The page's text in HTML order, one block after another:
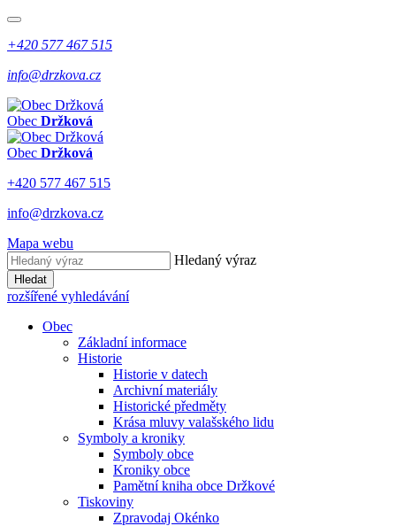
+420 577 467 515
info@drzkova.cz
Obec Držková
Obec Držková
+420 577 467 515
info@drzkova.cz
Mapa webu
Hledaný výraz
Hledat
rozšířené vyhledávání
Obec
Základní informace
Historie
Historie v datech
Archivní materiály
Historické předměty
Krása mluvy valašského lidu
Symboly a kroniky
Symboly obce
Kroniky obce
Pamětní kniha obce Držkové
Tiskoviny
Zpravodaj Okénko